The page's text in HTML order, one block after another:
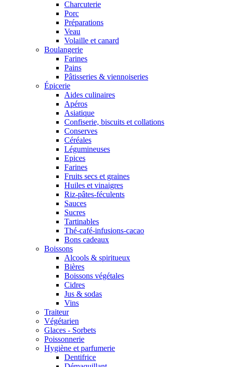
Charcuterie
Porc
Préparations
Veau
Volaille et canard
Boulangerie
Farines
Pains
Pâtisseries & viennoiseries
Épicerie
Aides culinaires
Apéros
Asiatique
Confiserie, biscuits et collations
Conserves
Céréales
Légumineuses
Epices
Farines
Fruits secs et graines
Huiles et vinaigres
Riz-pâtes-féculents
Sauces
Sucres
Tartinables
Thé-café-infusions-cacao
Bons cadeaux
Boissons
Alcools & spiritueux
Bières
Boissons végétales
Cidres
Jus & sodas
Vins
Traiteur
Végétarien
Glaces - Sorbets
Poissonnerie
Hygiène et parfumerie
Dentifrice